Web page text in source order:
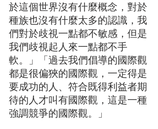
於這個世界沒有什麼概念，對於
種族也沒有什麼太多的認識，我
們對於歧視一點都不敏感，但是
我們歧視起人來一點都不手
軟。」「過去我們倡導的國際觀
都是很偏狹的國際觀，一定得是
要成功的人、符合既得利益者期
待的人才叫有國際觀，這是一種
強調競爭的國際觀。」